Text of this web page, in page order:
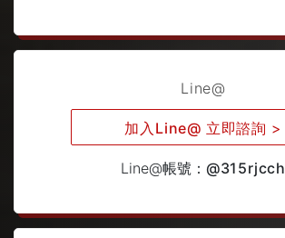
Line@
加入Line@ 立即諮詢 >
Line@帳號： @315rjcch